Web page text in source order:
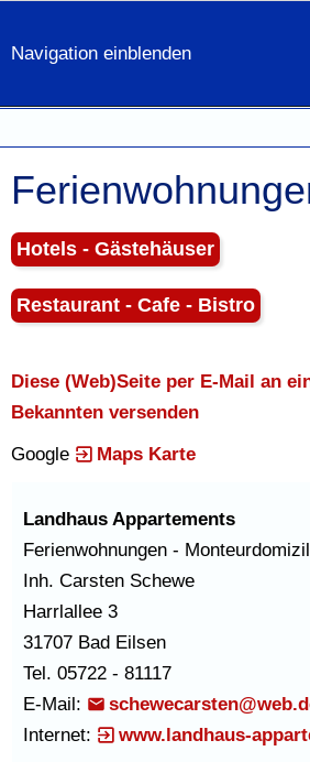
Navigation einblenden
Hotels - Gästehäuser
Restaurant - Cafe - Bistro
Diese (Web)Seite per E-Mail an
Bekannten versenden
Google
Maps Karte
Landhaus Appartements
Ferienwohnungen -
Inh. Carsten Schewe
Harrlallee 3
31707 Bad Eilsen
Tel. 05722 - 81117
E-Mail:
Internet:
www.landhaus-